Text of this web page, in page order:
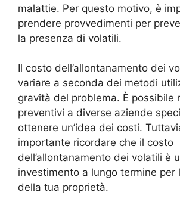
malattie. Per questo motivo, è
prendere provvedimenti per
la presenza di volatili.
Il costo dell’allontanamento dei
variare a seconda dei metodi
gravità del problema. È possibile
preventivi a diverse aziende
ottenere un’idea dei costi.
importante ricordare che il costo
dell’allontanamento dei volatili è
investimento a lungo termine per
della tua proprietà.